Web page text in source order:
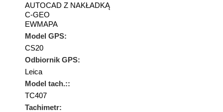
AUTOCAD Z NAKŁADKĄ
C-GEO
EWMAPA
Model GPS:
CS20
Odbiornik GPS:
Leica
Model tach.::
TC407
Tachimetr: